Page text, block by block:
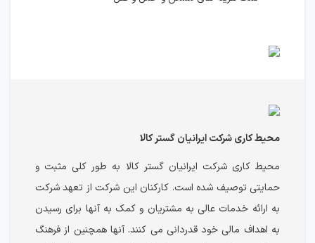
محیط کاری شرکت ایرانیان گستر کالا
محیط کاری شرکت ایرانیان گستر کالا به طور کلی مثبت و
حمایتی توصیف شده است. کارکنان این شرکت از تعهد شرکت
به ارائه خدمات عالی به مشتریان و کمک به آنها برای رسیدن
به اهداف مالی خود قدردانی می کنند. آنها همچنین از فرهنگ